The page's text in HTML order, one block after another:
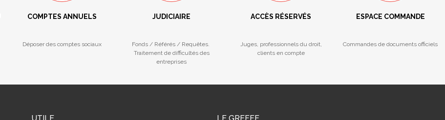
COMPTES ANNUELS
Déposer des comptes sociaux
JUDICIAIRE
Fonds / Référés / Requêtes.
Traitement de difficultés des
entreprises
ACCÈS RÉSERVÉS
Juges, professionnels du droit,
clients en compte
ESPACE COMMANDE
Commandes de documents officiels